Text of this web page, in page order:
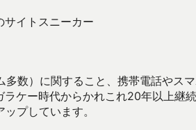
サイトスニーカー
数）に関すること、携帯電話や
ラケー時代からかれこれ20年以上
プしています。